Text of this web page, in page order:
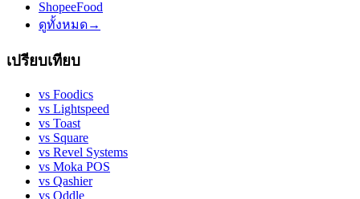
ShopeeFood
ดูทั้งหมด→
เปรียบเทียบ
vs Foodics
vs Lightspeed
vs Toast
vs Square
vs Revel Systems
vs Moka POS
vs Qashier
vs Oddle